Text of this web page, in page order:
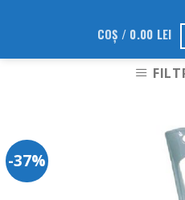
COȘ / 0.00 LEI
-37%